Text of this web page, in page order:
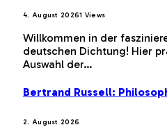
4. August 20261 Views
Willkommen in der
deutschen Dichtung! Hier
Auswahl der…
Bertrand Russell:
2. August 2026